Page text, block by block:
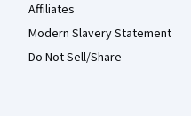
Affiliates
Modern Slavery Statement
Do Not Sell/Share